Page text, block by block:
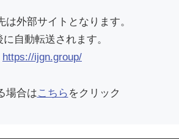
は外部サイトとなります。
に自動転送されます。
https://ijgn.group/
場合はこちら をクリック